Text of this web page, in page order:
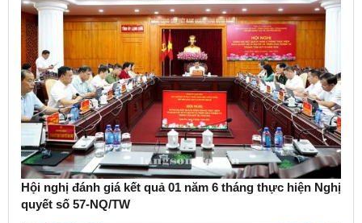
Hội nghị đánh giá kết quả 01 năm 6 tháng thực hiện Nghị
quyết số 57-NQ/TW